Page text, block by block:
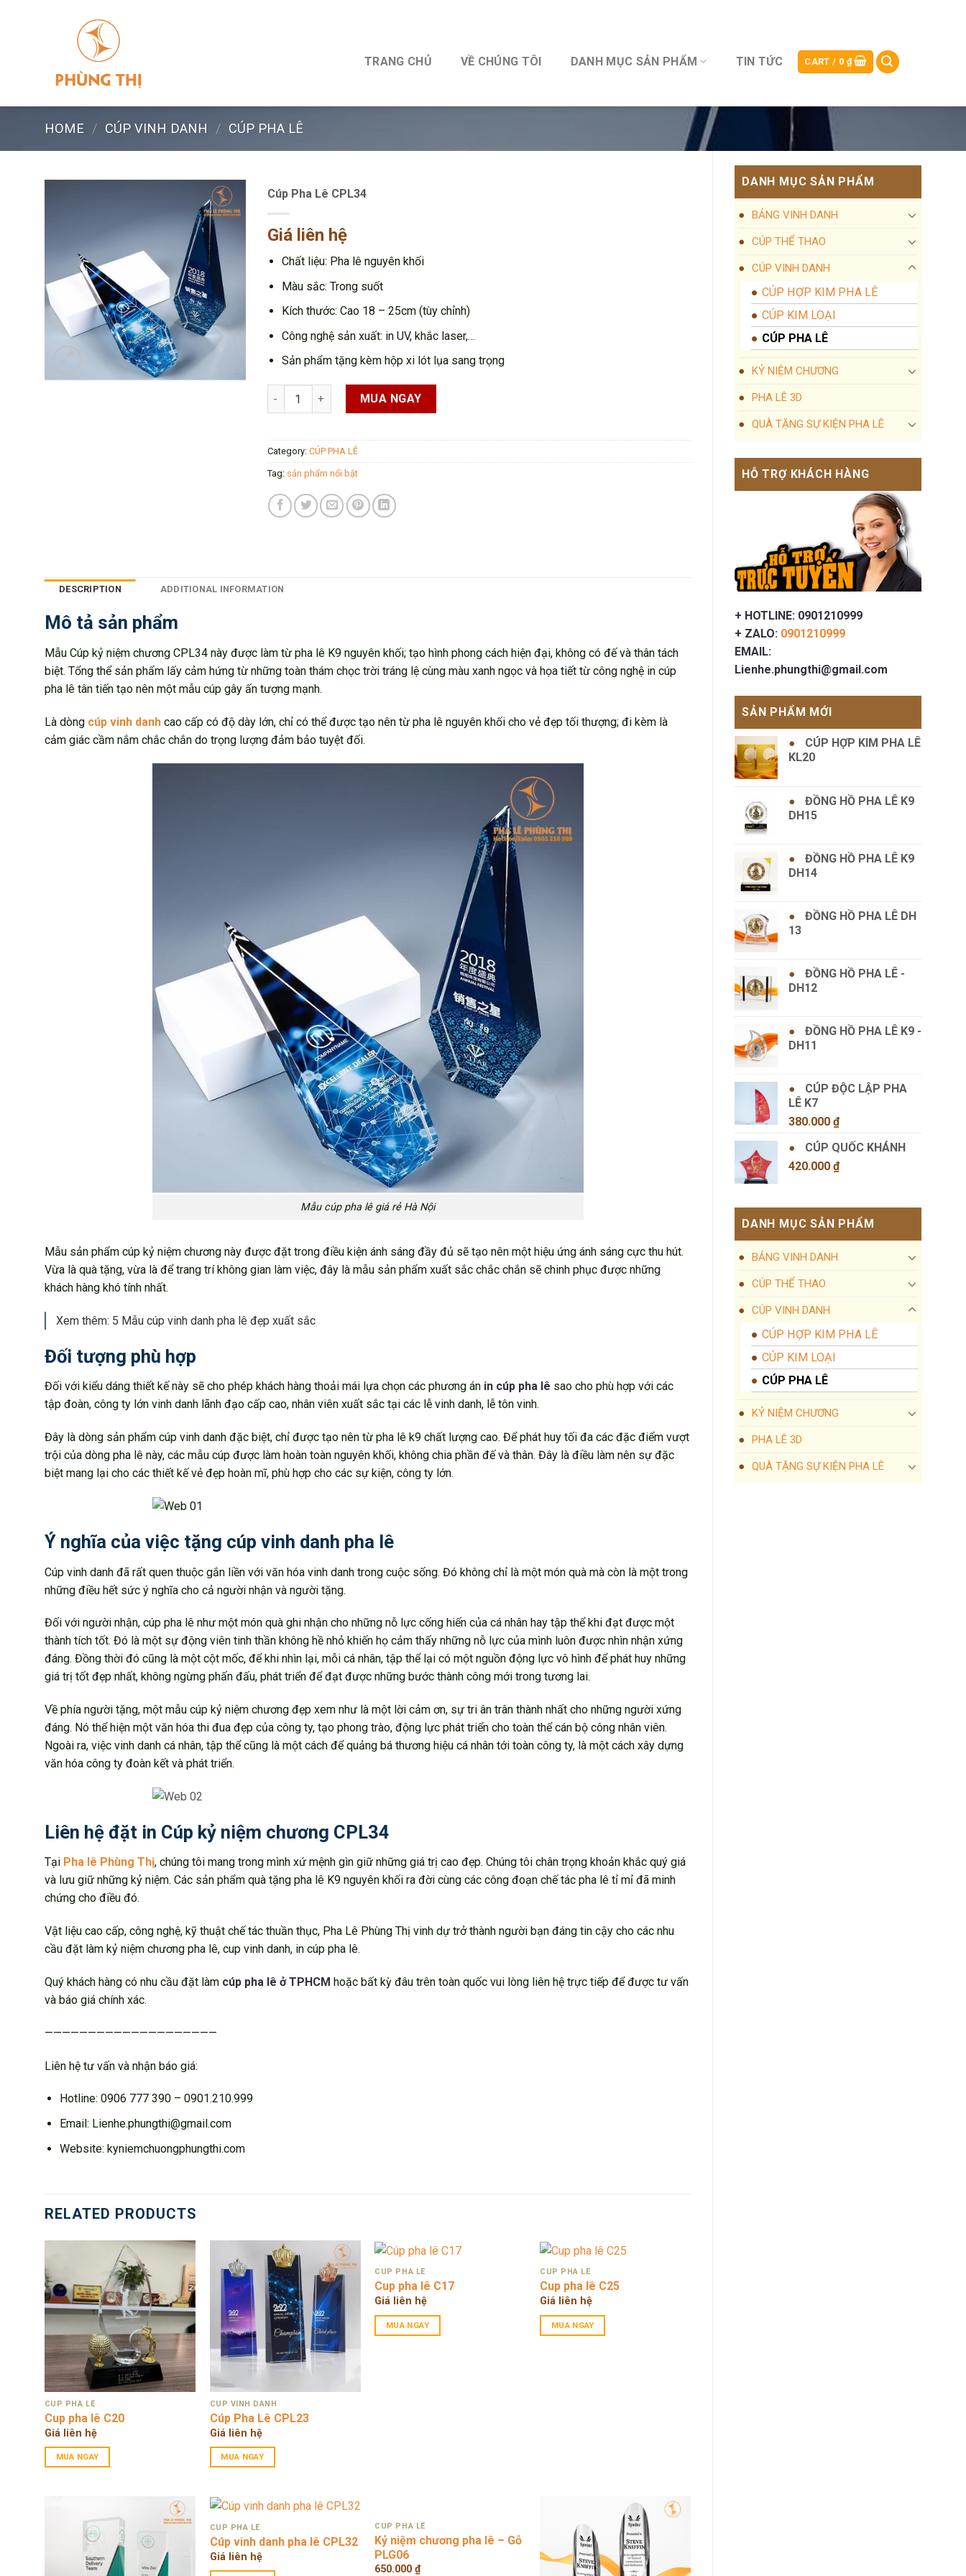
TRANG CHỦ
VỀ CHÚNG TÔI DANH MỤC SẢN PHẨM TIN TỨC CART / 0 ₫
HOME / CÚP VINH DANH / CÚP PHA LÊ
DANH MỤC SẢN PHẨM
BẢNG VINH DANH
CÚP THỂ THAO
CÚP VINH DANH
CÚP HỢP KIM PHA LÊ
CÚP KIM LOẠI
CÚP PHA LÊ
KỶ NIỆM CHƯƠNG
PHA LÊ 3D
QUÀ TẶNG SỰ KIỆN PHA LÊ
HỖ TRỢ KHÁCH HÀNG
+ HOTLINE: 0901210999
+ ZALO: 0901210999
EMAIL:
Lienhe.phungthi@gmail.com
SẢN PHẨM MỚI
CÚP HỢP KIM PHA LÊ
KL20
ĐỒNG HỒ PHA LÊ K9
DH15
ĐỒNG HỒ PHA LÊ K9
DH14
ĐỒNG HỒ PHA LÊ DH
13
ĐỒNG HỒ PHA LÊ -
DH12
ĐỒNG HỒ PHA LÊ K9 -
DH11
CÚP ĐỘC LẬP PHA
LÊ K7
380.000 ₫
CÚP QUỐC KHÁNH
420.000 ₫
DANH MỤC SẢN PHẨM
BẢNG VINH DANH
CÚP THỂ THAO
CÚP VINH DANH
CÚP HỢP KIM PHA LÊ
CÚP KIM LOẠI
CÚP PHA LÊ
KỶ NIỆM CHƯƠNG
PHA LÊ 3D
QUÀ TẶNG SỰ KIỆN PHA LÊ
Cúp Pha Lê CPL34
Giá liên hệ
Chất liệu: Pha lê nguyên khối
Màu sắc: Trong suốt
Kích thước: Cao 18 – 25cm (tùy chỉnh)
Công nghệ sản xuất: in UV, khắc laser,…
Sản phẩm tặng kèm hộp xi lót lụa sang trọng
Cúp Pha Lê CPL34 quantity
MUA NGAY
Category: CÚP PHA LÊ
Tag: sản phẩm nổi bật
DESCRIPTION ADDITIONAL INFORMATION
Mô tả sản phẩm
Mẫu Cúp kỷ niệm chương CPL34 này được làm từ pha lê K9 nguyên khối; tạo hình phong cách hiện đại, không có đế và thân tách
biệt. Tổng thể sản phẩm lấy cảm hứng từ những toàn thám chọc trời tráng lệ cùng màu xanh ngọc và họa tiết từ công nghệ in cúp
pha lê tân tiến tạo nên một mẫu cúp gây ấn tượng mạnh.
Là dòng cúp vinh danh cao cấp có độ dày lớn, chỉ có thể được tạo nên từ pha lê nguyên khối cho vẻ đẹp tối thượng; đi kèm là
cảm giác cầm nắm chắc chắn do trọng lượng đảm bảo tuyệt đối.
Mẫu cúp pha lê giá rẻ Hà Nội
Mẫu sản phẩm cúp kỷ niệm chương này được đặt trong điều kiện ánh sáng đầy đủ sẽ tạo nên một hiệu ứng ánh sáng cực thu hút.
Vừa là quà tặng, vừa là để trang trí không gian làm việc, đây là mẫu sản phẩm xuất sắc chắc chắn sẽ chinh phục được những
khách hàng khó tính nhất.
Xem thêm: 5 Mẫu cúp vinh danh pha lê đẹp xuất sắc
Đối tượng phù hợp
Đối với kiểu dáng thiết kế này sẽ cho phép khách hàng thoải mái lựa chọn các phương án in cúp pha lê sao cho phù hợp với các
tập đoàn, công ty lớn vinh danh lãnh đạo cấp cao, nhân viên xuất sắc tại các lễ vinh danh, lễ tôn vinh.
Đây là dòng sản phẩm cúp vinh danh đặc biệt, chỉ được tạo nên từ pha lê k9 chất lượng cao. Để phát huy tối đa các đặc điểm vượt
trội của dòng pha lê này, các mẫu cúp được làm hoàn toàn nguyên khối, không chia phần đế và thân. Đây là điều làm nên sự đặc
biệt mang lại cho các thiết kế vẻ đẹp hoàn mĩ, phù hợp cho các sự kiện, công ty lớn.
Ý nghĩa của việc tặng cúp vinh danh pha lê
Cúp vinh danh đã rất quen thuộc gắn liền với văn hóa vinh danh trong cuộc sống. Đó không chỉ là một món quà mà còn là một trong
những điều hết sức ý nghĩa cho cả người nhận và người tặng.
Đối với người nhận, cúp pha lê như một món quà ghi nhận cho những nỗ lực cống hiến của cá nhân hay tập thể khi đạt được một
thành tích tốt. Đó là một sự động viên tinh thần không hề nhỏ khiến họ cảm thấy những nỗ lực của mình luôn được nhìn nhận xứng
đáng. Đồng thời đó cũng là một cột mốc, để khi nhìn lại, mỗi cá nhân, tập thể lại có một nguồn động lực vô hình để phát huy những
giá trị tốt đẹp nhất, không ngừng phấn đấu, phát triển để đạt được những bước thành công mới trong tương lai.
Về phía người tặng, một mẫu cúp kỷ niệm chương đẹp xem như là một lời cảm ơn, sự tri ân trân thành nhất cho những người xứng
đáng. Nó thể hiện một văn hóa thi đua đẹp của công ty, tạo phong trào, động lực phát triển cho toàn thể cán bộ công nhân viên.
Ngoài ra, việc vinh danh cá nhân, tập thể cũng là một cách để quảng bá thương hiệu cá nhân tới toàn công ty, là một cách xây dựng
văn hóa công ty đoàn kết và phát triển.
Liên hệ đặt in Cúp kỷ niệm chương CPL34
Tại Pha lê Phùng Thị, chúng tôi mang trong mình xứ mệnh gìn giữ những giá trị cao đẹp. Chúng tôi chân trọng khoản khắc quý giá
và lưu giữ những kỷ niệm. Các sản phẩm quà tặng pha lê K9 nguyên khối ra đời cùng các công đoạn chế tác pha lê tỉ mỉ đã minh
chứng cho điều đó.
Vật liệu cao cấp, công nghệ, kỹ thuật chế tác thuần thục, Pha Lê Phùng Thị vinh dự trở thành người bạn đáng tin cậy cho các nhu
cầu đặt làm kỷ niệm chương pha lê, cup vinh danh, in cúp pha lê.
Quý khách hàng có nhu cầu đặt làm cúp pha lê ở TPHCM hoặc bất kỳ đâu trên toàn quốc vui lòng liên hệ trực tiếp để được tư vấn
và báo giá chính xác.
————————————————————
Liên hệ tư vấn và nhận báo giá:
Hotline: 0906 777 390 – 0901.210.999
Email: Lienhe.phungthi@gmail.com
Website: kyniemchuongphungthi.com
RELATED PRODUCTS
CÚP PHA LÊ
Cup pha lê C20
Giá liên hệ
MUA NGAY
CÚP VINH DANH
Cúp Pha Lê CPL23
Giá liên hệ
MUA NGAY
CÚP PHA LÊ
Cup pha lê C17
Giá liên hệ
MUA NGAY
CÚP PHA LÊ
Cup pha lê C25
Giá liên hệ
MUA NGAY
CÚP PHA LÊ
Cúp vinh danh pha lê CPL32
Giá liên hệ
CÚP PHA LÊ
Kỷ niệm chương pha lê – Gỗ
PLG06
650.000₫